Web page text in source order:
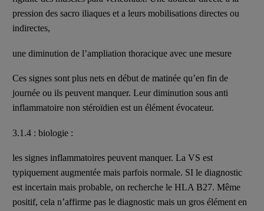
pression des sacro iliaques et a leurs mobilisations directes ou
indirectes,
une diminution de l’ampliation thoracique avec une mesure
Ces signes sont plus nets en début de matinée qu’en fin de
journée ou ils peuvent manquer. Leur diminution sous anti
inflammatoire non stéroïdien est un élément évocateur.
3.1.4 : biologie :
les signes inflammatoires peuvent manquer. La VS est
typiquement augmentée mais parfois normale. SI le diagnostic
est incertain mais probable, on recherche le HLA B27. Même
positif, cela n’affirme pas le diagnostic mais un gros élément en